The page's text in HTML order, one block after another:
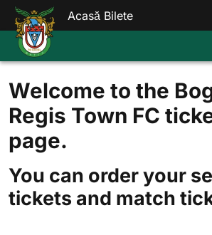
Acasă Bilete
Welcome to the
Regis Town FC
page.
You can order your
tickets and match